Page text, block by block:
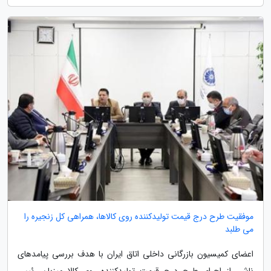
موفقیت طرح درج قیمت تولیدکننده روی کالاها، همراهی کل زنجیره را
می طلبد
اعضای کمیسیون بازرگانی داخلی اتاق ایران با هدف بررسی پیامدهای